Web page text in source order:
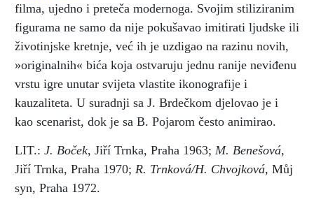
filma, ujedno i preteča modernoga. Svojim stiliziranim
figurama ne samo da nije pokušavao imitirati ljudske ili
životinjske kretnje, već ih je uzdigao na razinu novih,
»originalnih« bića koja ostvaruju jednu ranije neviđenu
vrstu igre unutar svijeta vlastite ikonografije i
kauzaliteta. U suradnji sa J. Brdečkom djelovao je i
kao scenarist, dok je sa B. Pojarom često animirao.
LIT.: J. Boček, Jiří Trnka, Praha 1963; M. Benešová,
Jiří Trnka, Praha 1970; R. Trnková/H. Chvojková, Můj
syn, Praha 1972.